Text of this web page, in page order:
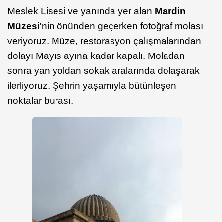
Meslek Lisesi ve yanında yer alan Mardin
Müzesi'nin önünden geçerken fotoğraf molası
veriyoruz. Müze, restorasyon çalışmalarından
dolayı Mayıs ayına kadar kapalı. Moladan
sonra yan yoldan sokak aralarında dolaşarak
ilerliyoruz. Şehrin yaşamıyla bütünleşen
noktalar burası.